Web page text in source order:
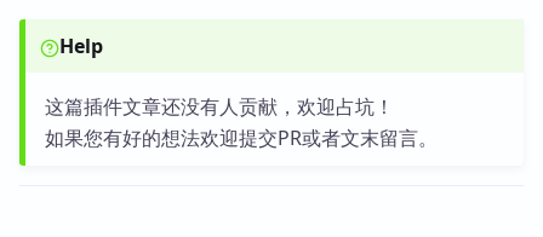
Help
这篇插件文章还没有人贡献，欢迎占坑！
如果您有好的想法欢迎提交PR或者文末留言。